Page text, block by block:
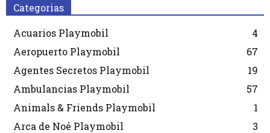
Categorias
Acuarios Playmobil
4
Aeropuerto Playmobil
67
Agentes Secretos Playmobil
19
Ambulancias Playmobil
57
Animals & Friends Playmobil
1
Arca de Noé Playmobil
3